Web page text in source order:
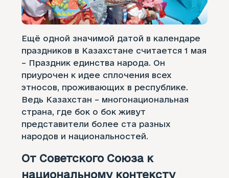
Ещё одной значимой датой в календаре
праздников в Казахстане считается 1 мая
– Праздник единства народа. Он
приурочен к идее сплочения всех
этносов, проживающих в республике.
Ведь Казахстан – многонациональная
страна, где бок о бок живут
представители более ста разных
народов и национальностей.
От Советского Союза к
национальному контексту